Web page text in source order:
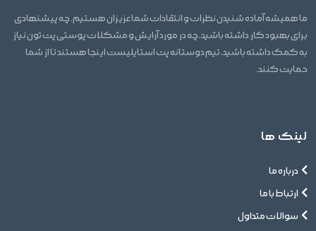
ما همیشه آماده شنیدن نظرات و انتقادات شما عزیزان هستیم. چه پیشنهادی
برای بهبود کار داشته باشید، چه در مورد آرایش و مشکلات پوستی پت تون نیاز
به کمک داشته باشید، تیم دوستانه پت استایلیست اینجا هستند تا از شما
حمایت کنند.
لینک ها
درباره ما
ارتباط با ما
سوالات متداول